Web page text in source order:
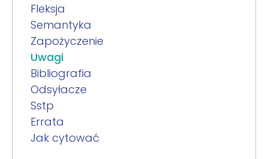
Fleksja
Semantyka
Zapożyczenie
Uwagi
Bibliografia
Odsyłacze
Sstp
Errata
Jak cytować